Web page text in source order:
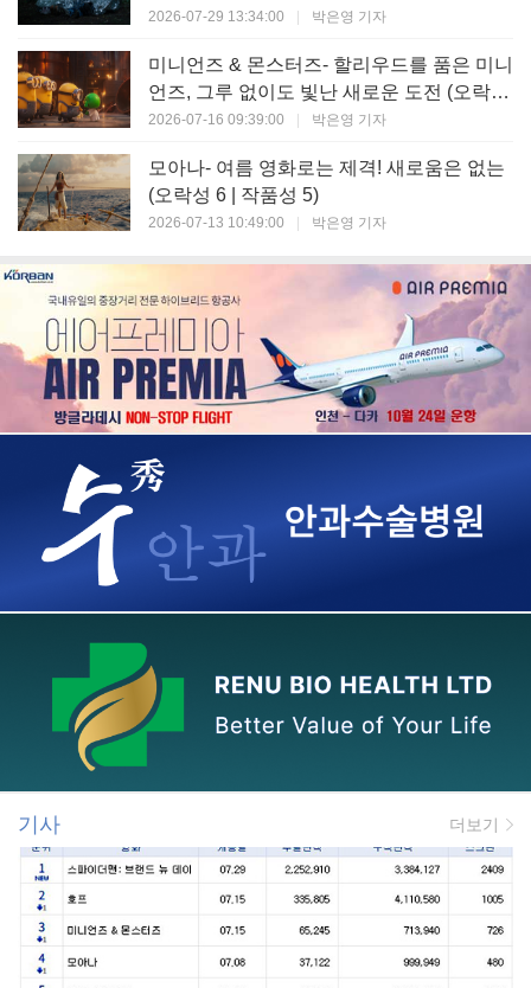
2026-07-29 13:34:00 박은영 기자
미니언즈 & 몬스터즈- 할리우드를 품은 미니
언즈, 그루 없이도 빛난 새로운 도전 (오락성
7 | 작품성 6)
2026-07-16 09:39:00 박은영 기자
모아나- 여름 영화로는 제격! 새로움은 없는
(오락성 6 | 작품성 5)
2026-07-13 10:49:00 박은영 기자
기사 더보기